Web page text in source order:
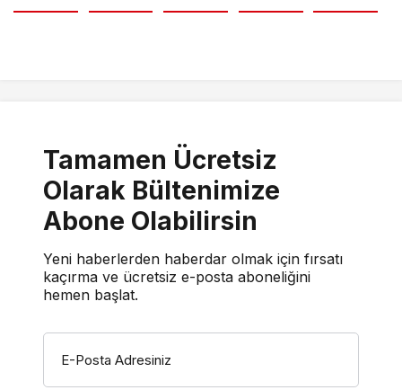
Tamamen Ücretsiz
Olarak Bültenimize
Abone Olabilirsin
Yeni haberlerden haberdar olmak için fırsatı
kaçırma ve ücretsiz e-posta aboneliğini
hemen başlat.
E-Posta Adresiniz